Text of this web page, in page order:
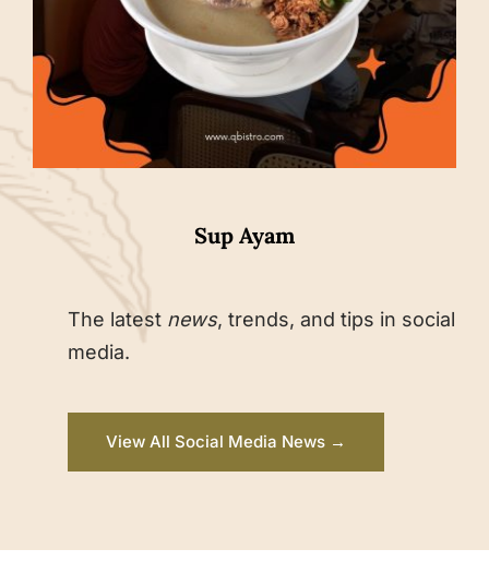
The latest news, trends, and tips in social
media.
View All Social Media News →
Sup Ayam